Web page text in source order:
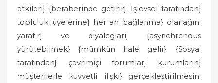
etkileri} {beraberinde getirir}. İşlevsel tarafından}
topluluk üyelerine} her an bağlanma} olanağını
yaratır} ve diyalogları} {asynchronous
yürütebilmek} {mümkün hale gelir}. {Sosyal
tarafından} çevrimiçi forumlar} kurumların}
müşterilerle kuvvetli ilişki} gerçekleştirilmesini